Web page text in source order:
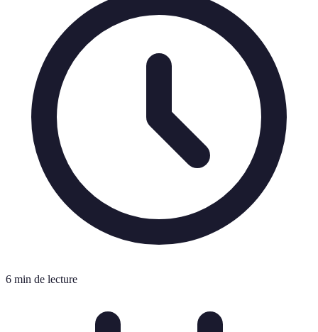
6 min de lecture